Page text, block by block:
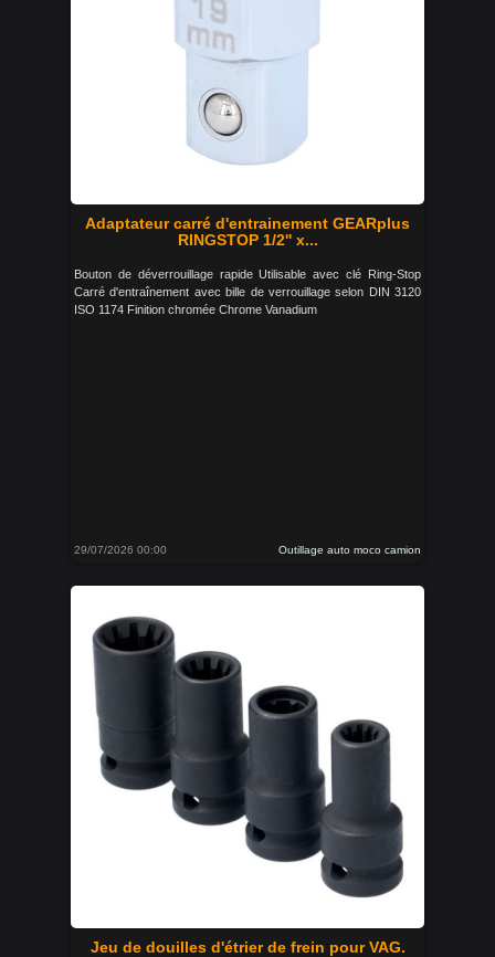
Adaptateur carré d'entrainement GEARplus
RINGSTOP 1/2'' x...
Bouton de déverrouillage rapide Utilisable avec clé Ring-Stop
Carré d'entraînement avec bille de verrouillage selon DIN 3120
ISO 1174 Finition chromée Chrome Vanadium
29/07/2026 00:00 Outillage auto moco camion
Jeu de douilles d'étrier de frein pour VAG.